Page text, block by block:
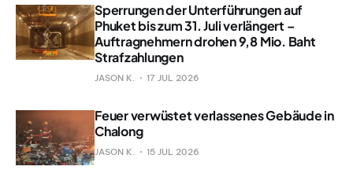
Sperrungen der Unterführungen auf
Phuket bis zum 31. Juli verlängert –
Auftragnehmern drohen 9,8 Mio. Baht
Strafzahlungen
JASON K. 17 JUL 2026
Feuer verwüstet verlassenes Gebäude in
Chalong
JASON K. 15 JUL 2026